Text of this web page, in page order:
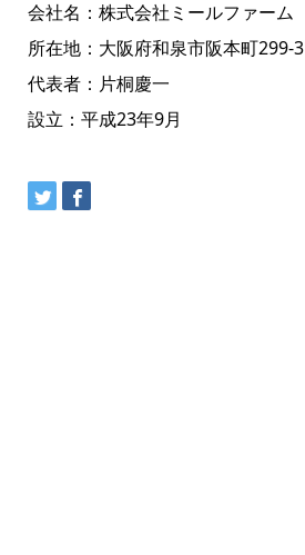
会社名：株式会社ミールファーム
所在地：大阪府和泉市阪本町299-3
代表者：片桐慶一
設立：平成23年9月